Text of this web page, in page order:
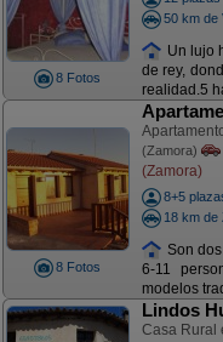
8 Fotos
50 km de
Un lujo
de rey,
realidad.5
8 Fotos
(Zamora)
(Zamora)
8+5
18 km de
Son
6-11
modelos
Lindos
Casa Rural